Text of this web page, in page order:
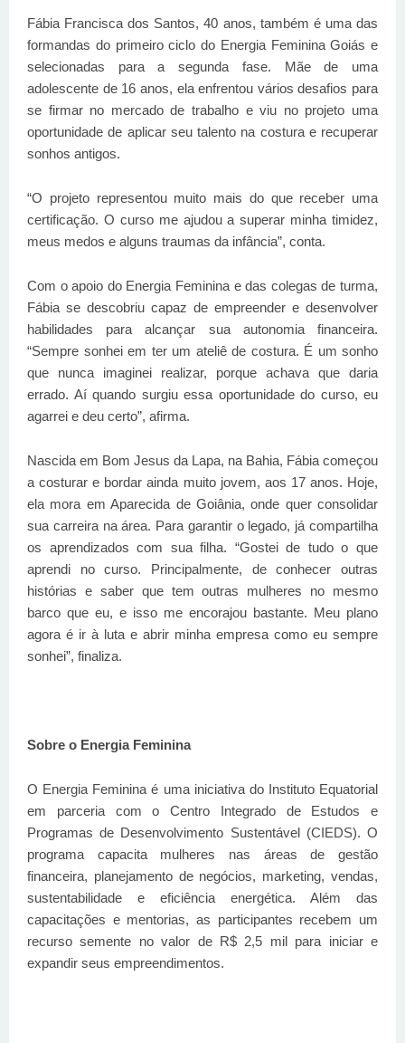
Fábia Francisca dos Santos, 40 anos, também é uma das
formandas do primeiro ciclo do Energia Feminina Goiás e
selecionadas para a segunda fase. Mãe de uma
adolescente de 16 anos, ela enfrentou vários desafios para
se firmar no mercado de trabalho e viu no projeto uma
oportunidade de aplicar seu talento na costura e recuperar
sonhos antigos.
“O projeto representou muito mais do que receber uma
certificação. O curso me ajudou a superar minha timidez,
meus medos e alguns traumas da infância”, conta.
Com o apoio do Energia Feminina e das colegas de turma,
Fábia se descobriu capaz de empreender e desenvolver
habilidades para alcançar sua autonomia financeira.
“Sempre sonhei em ter um ateliê de costura. É um sonho
que nunca imaginei realizar, porque achava que daria
errado. Aí quando surgiu essa oportunidade do curso, eu
agarrei e deu certo”, afirma.
Nascida em Bom Jesus da Lapa, na Bahia, Fábia começou
a costurar e bordar ainda muito jovem, aos 17 anos. Hoje,
ela mora em Aparecida de Goiânia, onde quer consolidar
sua carreira na área. Para garantir o legado, já compartilha
os aprendizados com sua filha. “Gostei de tudo o que
aprendi no curso. Principalmente, de conhecer outras
histórias e saber que tem outras mulheres no mesmo
barco que eu, e isso me encorajou bastante. Meu plano
agora é ir à luta e abrir minha empresa como eu sempre
sonhei”, finaliza.
Sobre o Energia Feminina
O Energia Feminina é uma iniciativa do Instituto Equatorial
em parceria com o Centro Integrado de Estudos e
Programas de Desenvolvimento Sustentável (CIEDS). O
programa capacita mulheres nas áreas de gestão
financeira, planejamento de negócios, marketing, vendas,
sustentabilidade e eficiência energética. Além das
capacitações e mentorias, as participantes recebem um
recurso semente no valor de R$ 2,5 mil para iniciar e
expandir seus empreendimentos.